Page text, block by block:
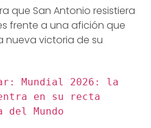
que San Antonio resistiera
frente a una afición que
nueva victoria de su
Mundial 2026: la
en su recta
Mundo